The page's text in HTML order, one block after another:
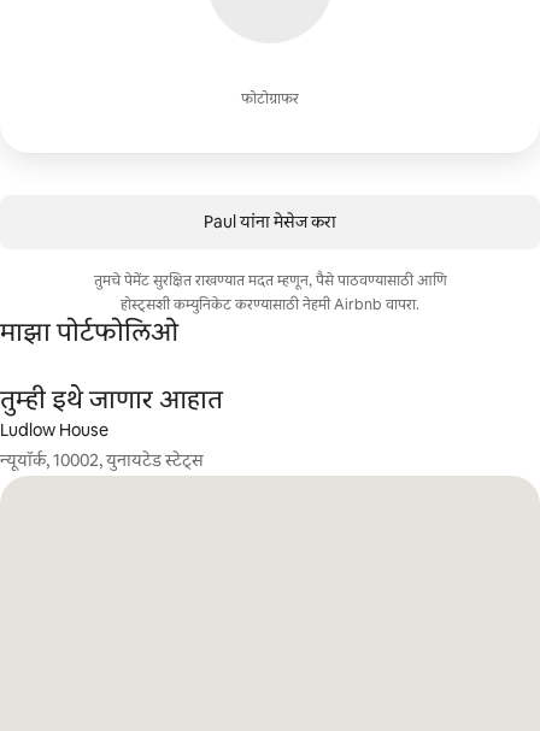
फोटोग्राफर
Paul यांना मेसेज करा
तुमचे पेमेंट सुरक्षित राखण्यात मदत म्हणून, पैसे पाठवण्यासाठी आणि
होस्ट्सशी कम्युनिकेट करण्यासाठी नेहमी Airbnb वापरा.
माझा पोर्टफोलिओ
तुम्ही इथे जाणार आहात
Ludlow House
न्यूयॉर्क, 10002, युनायटेड स्टेट्स